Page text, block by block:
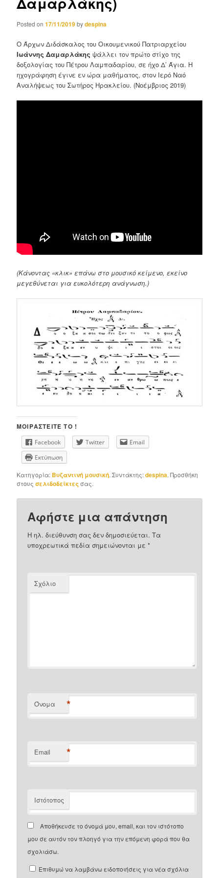
Posted on17/11/2019bydespina
Ο Άρχων Διδάσκαλος του Οικουμενικού Πατριαρχείου
Ιωάννης Δαμαρλάκης ψάλλει τον πρώτο στίχο της
δοξολογίας του Πέτρου Λαμπαδαρίου, σε ήχο Δ’ Άγια. Η
ηχογράφηση έγινε εν ώρα μαθήματος, στον Ιερό Ναό
Αναλήψεως του Σωτήρος Ηρακλείου. (Νοέμβριος 2019)
(Κάνοντας «κλικ» επάνω στο μουσικό κείμενο, εκείνο
μεγεθύνεται για ευκολότερη ανάγνωση.)
ΜΟΙΡΑΣΤΕΊΤΕ ΤΟ !
Facebook Twitter
Email
Εκτύπωση
Κατηγορία: Βυζαντινή μουσική. Συντάκτης:despina. Προσθήκη
στουςσελιδοδείκτεςσας.
Αφήστε μια απάντηση
Η ηλ. διεύθυνση σας δεν δημοσιεύεται. Τα
υποχρεωτικά πεδία σημειώνονται με*
Σχόλιο
Όνομα *
Email *
Ιστότοπος
Αποθήκευσε το όνομά μου, email, και τον ιστότοπο
μου σε αυτόν τον πλοηγό για την επόμενη φορά που θα
σχολιάσω.
Επιθυμώ να λαμβάνω ειδοποιήσεις για νέα σχόλια